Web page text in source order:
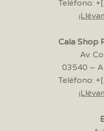
Teléfono:
Cala Shop
Av.
03540 –
Teléfono: